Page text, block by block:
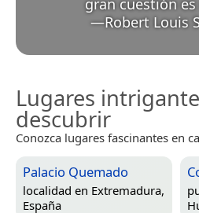
—Robert Louis
Lugares
descubrir
Conozca lugares fascinantes en
Palacio Quemado
localidad en Extremadura,
España